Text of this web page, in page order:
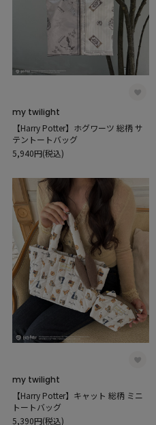
my twilight
【Harry Potter】ホグワーツ 総柄 サ
テントートバッグ
5,940円(税込)
my twilight
【Harry Potter】キャット 総柄 ミニ
トートバッグ
5,390円(税込)